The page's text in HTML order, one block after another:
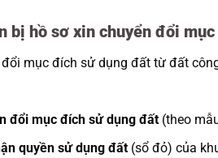
bị hồ sơ xin chuyển đổi
đổi mục đích sử dụng đất từ đất
đổi mục đích sử dụng đất(theo
quyền sử dụng đất(sổ đỏ) của